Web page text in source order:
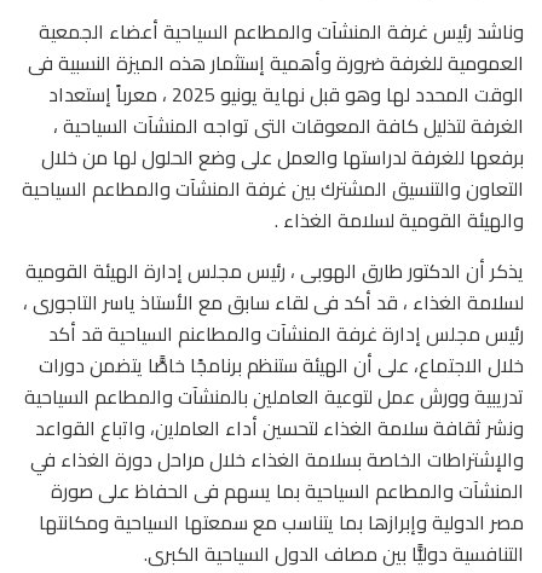
وناشد رئيس غرفة المنشآت والمطاعم السياحية أعضاء الجمعية
العمومية للغرفة ضرورة وأهمية إستثمار هذه الميزة النسبية فى
الوقت المحدد لها وهو قبل نهاية يونيو 2025 ، معرباً إستعداد
الغرفة لتذليل كافة المعوقات التى تواجه المنشآت السياحية ،
برفعها للغرفة لدراستها والعمل على وضع الحلول لها من خلال
التعاون والتنسيق المشترك بين غرفة المنشآت والمطاعم السياحية
والهيئة القومية لسلامة الغذاء .
يذكر أن الدكتور طارق الهوبى ، رئيس مجلس إدارة الهيئة القومية
لسلامة الغذاء ، قد أكد فى لقاء سابق مع الأستاذ ياسر التاجورى ،
رئيس مجلس إدارة غرفة المنشآت والمطاعنم السياحية قد أكد
خلال الاجتماع، على أن الهيئة ستنظم برنامجًا خاصًّا يتضمن دورات
تدريبية وورش عمل لتوعية العاملين بالمنشآت والمطاعم السياحية
ونشر ثقافة سلامة الغذاء لتحسين أداء اﻟﻌﺎﻣﻟﯾن، واﺗﺑﺎع اﻟﻘواﻋد
واﻹشتراطات الخاصة بسلامة الغذاء ﺧﻼل ﻣراﺣل دورة اﻟﻐذاء ﻓﻲ
المنشآت والمطاعم السياحية بما يسهم فى الحفاظ على صورة
مصر الدولية وإبرازها بما يتناسب مع سمعتها السياحية ومكانتها
التنافسية دوليًّا بين مصاف الدول السياحية الكبرى.